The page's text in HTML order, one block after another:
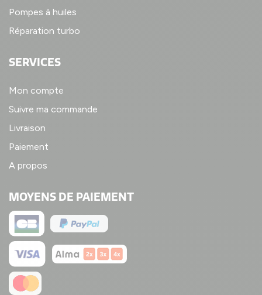
Pompes à huiles
Réparation turbo
SERVICES
Mon compte
Suivre ma commande
Livraison
Paiement
A propos
MOYENS DE PAIEMENT